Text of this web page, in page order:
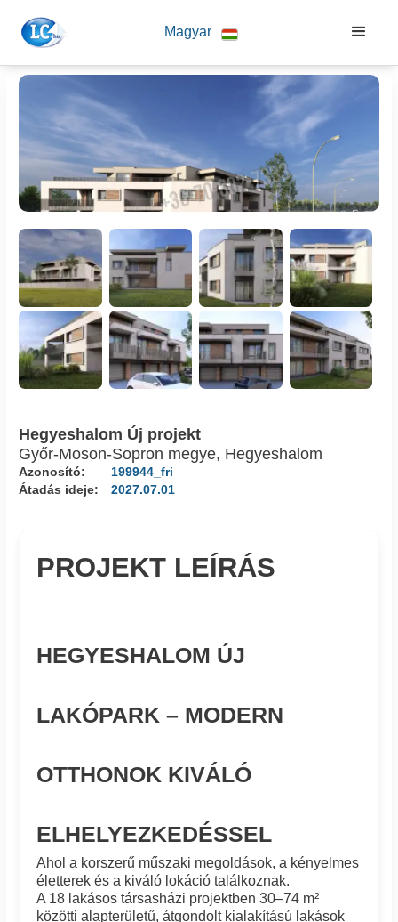
Magyar
Hegyeshalom Új projekt
Győr-Moson-Sopron megye, Hegyeshalom
Azonosító:
199944_fri
Átadás ideje:
2027.07.01
PROJEKT LEÍRÁS
HEGYESHALOM ÚJ
LAKÓPARK – MODERN
OTTHONOK KIVÁLÓ
ELHELYEZKEDÉSSEL
Ahol a korszerű műszaki megoldások, a kényelmes
életterek és a kiváló lokáció találkoznak.
A 18 lakásos társasházi projektben 30–74 m²
közötti alapterületű, átgondolt kialakítású lakások